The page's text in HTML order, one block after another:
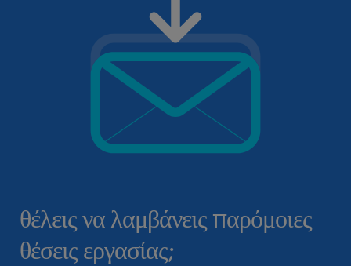
θέλεις να λαμβάνεις παρόμοιες
θέσεις εργασίας;